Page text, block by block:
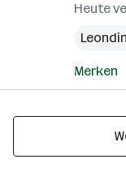
Heute
Merken